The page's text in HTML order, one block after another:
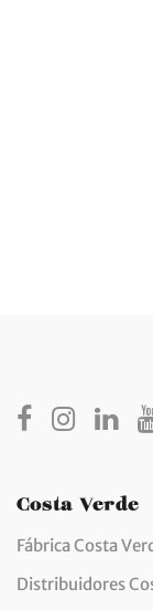
Costa Verde
Fábrica Costa
Distribuidores